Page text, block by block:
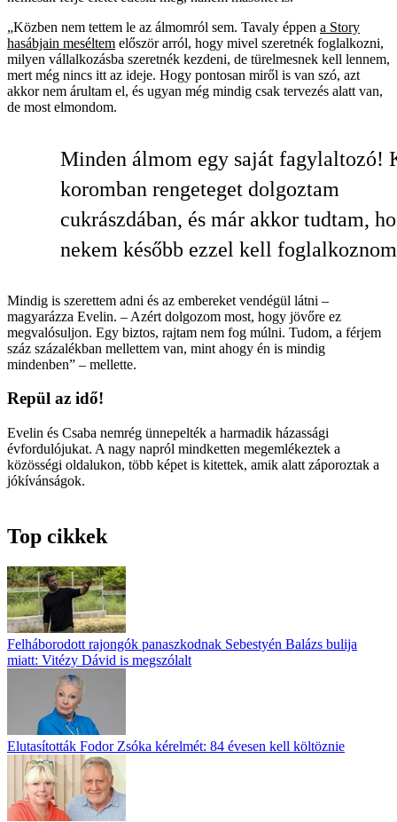
„Közben nem tettem le az álmomról sem. Tavaly éppen a Story
hasábjain meséltem először arról, hogy mivel szeretnék foglalkozni,
milyen vállalkozásba szeretnék kezdeni, de türelmesnek kell lennem,
mert még nincs itt az ideje. Hogy pontosan miről is van szó, azt
akkor nem árultam el, és ugyan még mindig csak tervezés alatt van,
de most elmondom.
Minden álmom egy saját fagylaltozó!
koromban rengeteget dolgoztam
cukrászdában, és már akkor tudtam,
nekem később ezzel kell
Mindig is szerettem adni és az embereket vendégül látni –
magyarázza Evelin. – Azért dolgozom most, hogy jövőre ez
megvalósuljon. Egy biztos, rajtam nem fog múlni. Tudom, a férjem
száz százalékban mellettem van, mint ahogy én is mindig
mindenben” – mellette.
Repül az idő!
Evelin és Csaba nemrég ünnepelték a harmadik házassági
évfordulójukat. A nagy napról mindketten megemlékeztek a
közösségi oldalukon, több képet is kitettek, amik alatt záporoztak a
jókívánságok.
Top cikkek
Felháborodott rajongók panaszkodnak Sebestyén Balázs bulija
miatt: Vitézy Dávid is megszólalt
Elutasították Fodor Zsóka kérelmét: 84 évesen kell költöznie